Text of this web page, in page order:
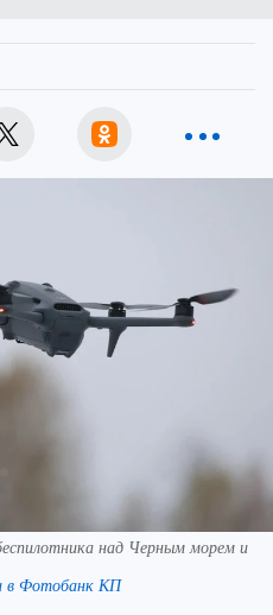
над Черным морем и
в Фотобанк КП